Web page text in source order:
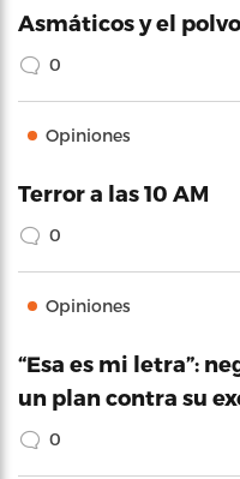
Asmáticos y el
0
Opiniones
Terror a las 10 AM
0
Opiniones
“Esa es mi letra”:
un plan contra su
0